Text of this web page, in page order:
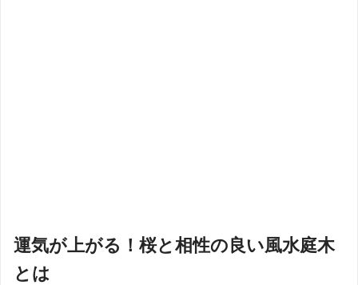
運気が上がる！桜と相性の良い風水庭木
とは